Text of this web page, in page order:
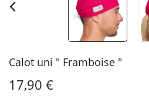
Calot uni " Framboise "
17,90 €